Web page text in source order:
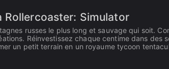
Rollercoaster: Simulator
russes le plus long et sauvage qui soit.
Réinvestissez chaque centime dans des
un petit terrain en un royaume tycoon